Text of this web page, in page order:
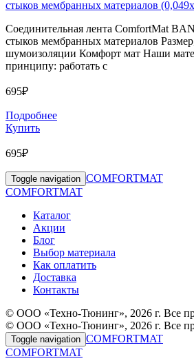
стыков мембранных материалов
Соединительная лента ComfortMat
стыков мембранных материалов
шумоизоляции Комфорт мат Наши
принципу: работать с
695₽
Подробнее
Купить
695₽
Toggle navigation COMFORTMAT
COMFORTMAT
Каталог
Акции
Блог
Выбор материала
Как оплатить
Доставка
Контакты
© ООО «Техно-Тюнинг», 2026 г. Все
© ООО «Техно-Тюнинг», 2026 г. Все
Toggle navigation COMFORTMAT
COMFORTMAT